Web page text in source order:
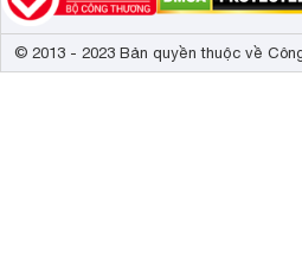
© 2013 - 2023 Bản quyền thuộc về